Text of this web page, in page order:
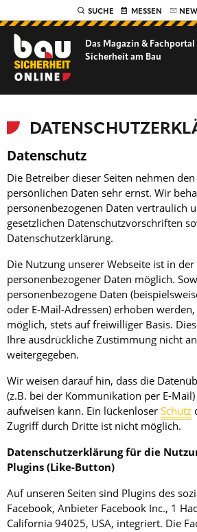
SUCHE MESSEN
Das Magazin &
Sicherheit am Bau
Datenschutz
Die Betreiber dieser Seiten nehmen den
persönlichen Daten sehr ernst. Wir
personenbezogenen Daten vertraulich
gesetzlichen Datenschutzvorschriften
Datenschutzerklärung.
Die Nutzung unserer Webseite ist in der
personenbezogener Daten möglich.
personenbezogene Daten
oder E-Mail-Adressen) erhoben
möglich, stets auf freiwilliger Basis.
Ihre ausdrückliche Zustimmung nicht
weitergegeben.
Wir weisen darauf hin, dass die
(z.B. bei der Kommunikation per E-
aufweisen kann. Ein lückenloser Schutz
Zugriff durch Dritte ist nicht möglich.
Datenschutzerklärung für die
Plugins (Like-Button)
Auf unseren Seiten sind Plugins des
Facebook, Anbieter Facebook Inc., 1
California 94025, USA, integriert. Die